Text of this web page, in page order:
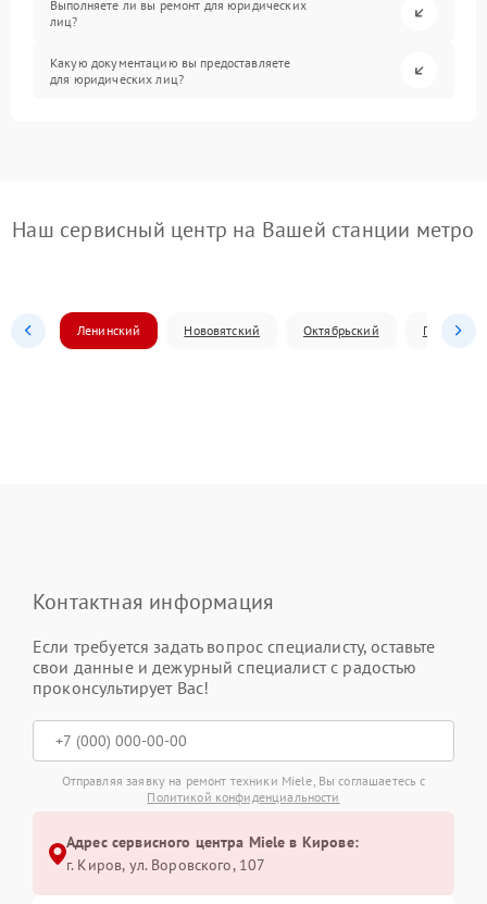
Выполняете ли вы ремонт для юридических
лиц?
Какую документацию вы предоставляете
для юридических лиц?
Наш сервисный центр на Вашей станции метро
Ленинский Нововятский Октябрьский
Контактная информация
Если требуется задать вопрос специалисту, оставьте
свои данные и дежурный специалист с радостью
проконсультирует Вас!
Отправляя заявку на ремонт техники Miele, Вы соглашаетесь с
Политикой конфиденциальности
Адрес сервисного центра Miele в Кирове:
г. Киров, ул. Воровского, 107